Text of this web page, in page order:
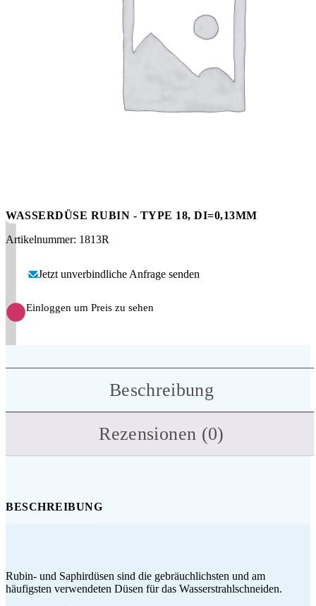
WASSERDÜSE RUBIN - TYPE 18, DI=0,13MM
Artikelnummer: 1813R
Jetzt unverbindliche Anfrage senden
Einloggen um Preis zu sehen
Beschreibung
Rezensionen (0)
BESCHREIBUNG
Rubin- und Saphirdüsen sind die gebräuchlichsten und am
häufigsten verwendeten Düsen für das Wasserstrahlschneiden.